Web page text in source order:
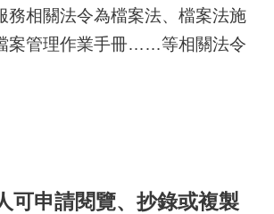
務相關法令為檔案法、檔案法施
案管理作業手冊……等相關法令
可申請閱覽、抄錄或複製